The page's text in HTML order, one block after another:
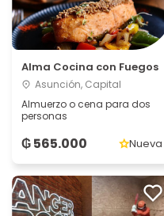
Alma Cocina con Fuegos
Asunción, Capital
Almuerzo o cena para dos
personas
₲ 565.000 Nueva